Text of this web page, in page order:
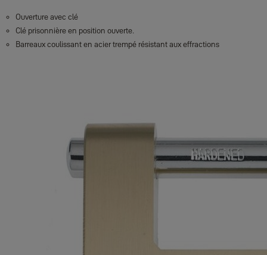
Ouverture avec clé
Clé prisonnière en position ouverte.
Barreaux coulissant en acier trempé résistant aux effractions